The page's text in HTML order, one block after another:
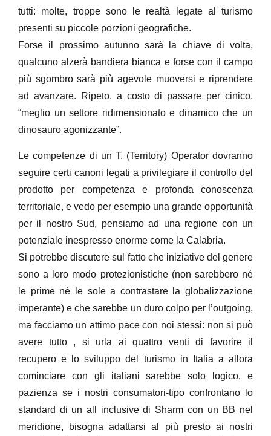
tutti: molte, troppe sono le realtà legate al turismo
presenti su piccole porzioni geografiche.
Forse il prossimo autunno sarà la chiave di volta,
qualcuno alzerà bandiera bianca e forse con il campo
più sgombro sarà più agevole muoversi e riprendere
ad avanzare. Ripeto, a costo di passare per cinico,
“meglio un settore ridimensionato e dinamico che un
dinosauro agonizzante”.
Le competenze di un T. (Territory) Operator dovranno
seguire certi canoni legati a privilegiare il controllo del
prodotto per competenza e profonda conoscenza
territoriale, e vedo per esempio una grande opportunità
per il nostro Sud, pensiamo ad una regione con un
potenziale inespresso enorme come la Calabria.
Si potrebbe discutere sul fatto che iniziative del genere
sono a loro modo protezionistiche (non sarebbero né
le prime né le sole a contrastare la globalizzazione
imperante) e che sarebbe un duro colpo per l’outgoing,
ma facciamo un attimo pace con noi stessi: non si può
avere tutto , si urla ai quattro venti di favorire il
recupero e lo sviluppo del turismo in Italia a allora
cominciare con gli italiani sarebbe solo logico, e
pazienza se i nostri consumatori-tipo confrontano lo
standard di un all inclusive di Sharm con un BB nel
meridione, bisogna adattarsi al più presto ai nostri